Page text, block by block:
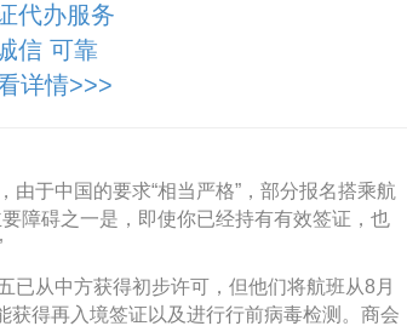
代办服务
信 可靠
详情>>>
于中国的要求“相当严格”，部分报名搭乘航
障碍之一是，即使你已经持有有效签证，也
已从中方获得初步许可，但他们将航班从8月
得再入境签证以及进行行前病毒检测。商会